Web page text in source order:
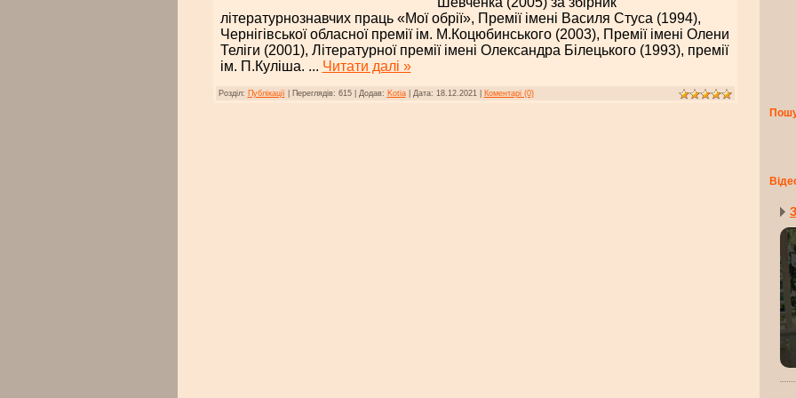
літературнознавчих праць «Мої обрії», Премії імені Василя Стуса (1994),
Чернігівської обласної премії ім. М.Коцюбинського (2003), Премії імені Олени
Теліги (2001), Літературної премії імені Олександра Білецького (1993), премії
ім. П.Куліша. ... Читати далі »
Розділ: Публікації| Переглядів: 615| Додав: Kotia| Дата: 18.12.2021 Коментарі (0)